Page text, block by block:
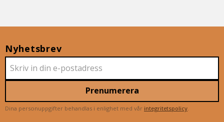
Nyhetsbrev
Prenumerera
Dina personuppgifter behandlas i enlighet med vår integritetspolicy